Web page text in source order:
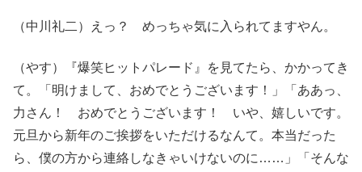
（中川礼二）えっ？ めっちゃ気に入られてますやん。
（やす）『爆笑ヒットパレード』を見てたら、かかってき
て。「明けまして、おめでとうございます！」「ああっ、
力さん！ おめでとうございます！ いや、嬉しいです。
元旦から新年のご挨拶をいただけるなんて。本当だった
ら、僕の方から連絡しなきゃいけないのに……」「そんな